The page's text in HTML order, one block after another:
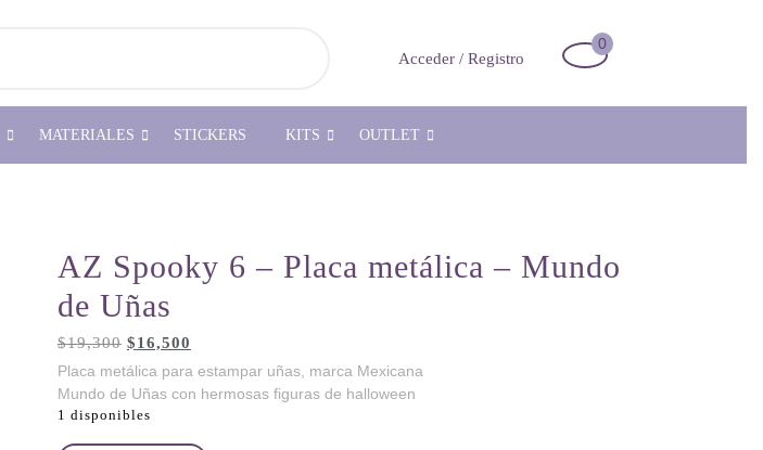
Acceder / Registro Acceder
Registro
Carrito
0
MATERIALES STICKERS KITS OUTLET
AZ Spooky 6 – Placa metálica – Mundo
de Uñas
$19,300 El
precio
original
era:
$16,500
precio
actual
Placa metálica para estampar uñas, marca Mexicana
Mundo de Uñas con hermosas figuras de halloween
1 disponibles